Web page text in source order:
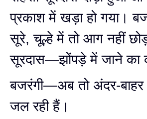
प्रकाश में खड़ा हो गया।
सूरे, चूल्हे में तो आग नहीं
सूरदास—झोंपड़े में जाने का
बजरंगी—अब तो अंदर-बाहर
जल रही हैं।